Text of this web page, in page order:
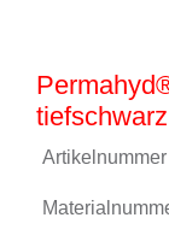
tiefschwarz
Artikelnummer